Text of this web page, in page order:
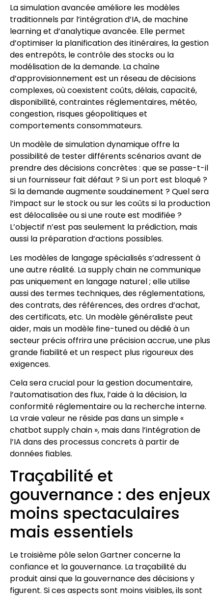
La simulation avancée améliore les modèles
traditionnels par l’intégration d’IA, de machine
learning et d’analytique avancée. Elle permet
d’optimiser la planification des itinéraires, la gestion
des entrepôts, le contrôle des stocks ou la
modélisation de la demande. La chaîne
d’approvisionnement est un réseau de décisions
complexes, où coexistent coûts, délais, capacité,
disponibilité, contraintes réglementaires, météo,
congestion, risques géopolitiques et
comportements consommateurs.
Un modèle de simulation dynamique offre la
possibilité de tester différents scénarios avant de
prendre des décisions concrètes : que se passe-t-il
si un fournisseur fait défaut ? Si un port est bloqué ?
Si la demande augmente soudainement ? Quel sera
l’impact sur le stock ou sur les coûts si la production
est délocalisée ou si une route est modifiée ?
L’objectif n’est pas seulement la prédiction, mais
aussi la préparation d’actions possibles.
Les modèles de langage spécialisés s’adressent à
une autre réalité. La supply chain ne communique
pas uniquement en langage naturel ; elle utilise
aussi des termes techniques, des réglementations,
des contrats, des références, des ordres d’achat,
des certificats, etc. Un modèle généraliste peut
aider, mais un modèle fine-tuned ou dédié à un
secteur précis offrira une précision accrue, une plus
grande fiabilité et un respect plus rigoureux des
exigences.
Cela sera crucial pour la gestion documentaire,
l’automatisation des flux, l’aide à la décision, la
conformité réglementaire ou la recherche interne.
La vraie valeur ne réside pas dans un simple «
chatbot supply chain », mais dans l’intégration de
l’IA dans des processus concrets à partir de
données fiables.
Traçabilité et
gouvernance : des enjeux
moins spectaculaires
mais essentiels
Le troisième pôle selon Gartner concerne la
confiance et la gouvernance. La traçabilité du
produit ainsi que la gouvernance des décisions y
figurent. Si ces aspects sont moins visibles, ils sont